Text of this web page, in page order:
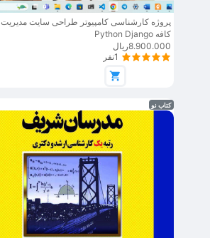
پروژه کارشناسی کامپیوتر طراحی سایت مدیریت
کافه Python Django
8.900.000ریال
1نفر
کتاب نو